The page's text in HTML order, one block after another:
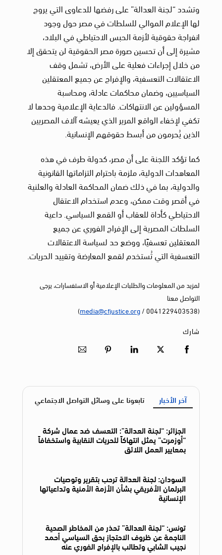
وتشدد “لجنة العدالة” على رفضها للدعاوى التي يروج
لها الإعلام الموالي للسلطات في مصر حول وجود
انفراجة حقوقية لأزمة الحبس الاحتياطي في البلاد،
مشيرة إلى أن تحسين صورة مصر الحقوقية لن يتحقق إلا
من خلال إجراءات فعلية على الأرض، تشمل وقف
الاعتقالات التعسفية، والإفراج عن جميع المعتقلين
السياسيين، وضمان محاكمات عادلة، ومحاسبة
المسؤولين عن الانتهاكات. فالدعاية الإعلامية وحدها لا
تكفي لإخفاء الواقع المرير الذي يعيشه آلاف المصريين
الذين يُحرمون من أبسط حقوقهم الإنسانية.
كما تؤكد اللجنة على أن مصر، كدولة طرف في هذه
المعاهدات الدولية، ملزمة باحترام التزاماتها القانونية
والدولية، بما في ذلك ضمان المحاكمة العادلة والعلنية
في أقصر وقت ممكن، وعدم استخدام الاعتقال
الاحتياطي كأداة للعقاب أو القمع السياسي. داعية
السلطات المصرية إلى الإفراج الفوري عن جميع
المعتقلين تعسفيًا، ووضع حد لسياسة الاعتقالات
التعسفية التي تُستخدم لقمع المعارضة وتقييد الحريات.
لمزيد من المعلومات والطلبات الإعلامية أو الاستفسارات، يرجى
التواصل معنا
(0041229403538 /
media@cfjustice.org
)
شارك
آخر الأخبار تابعونا على وسائل التواصل الاجتماعي
الجزائر: “لجنة العدالة”: التعسف ضد عمال شركة
“أوزمرت” يمثل انتهاكاً للحريات النقابية واستخفافاً
بمعايير العمل اللائق
السودان: لجنة العدالة ترحب بتقرير وتوصيات
البرلمان الأفريقي بشأن الأزمة الأمنية وتداعياتها
الإنسانية
تونس: “لجنة العدالة” تحذر من المخاطر الصحية
الناجمة عن ظروف الاحتجاز بحق السياسي أحمد
نجيب الشابي وتطالب بالإفراج الفوري عنه